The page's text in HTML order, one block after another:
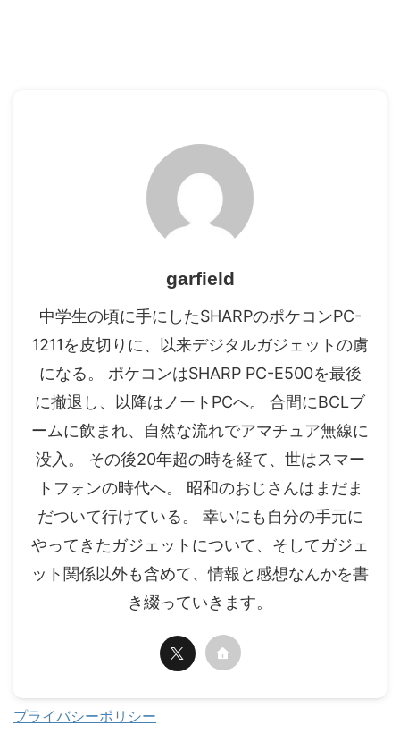
garfield
中学生の頃に手にしたSHARPのポケコンPC-
1211を皮切りに、以来デジタルガジェットの虜
になる。 ポケコンはSHARP PC-E500を最後
に撤退し、以降はノートPCへ。 合間にBCLブ
ームに飲まれ、自然な流れでアマチュア無線に
没入。 その後20年超の時を経て、世はスマー
トフォンの時代へ。 昭和のおじさんはまだま
だついて行けている。 幸いにも自分の手元に
やってきたガジェットについて、そしてガジェ
ット関係以外も含めて、情報と感想なんかを書
き綴っていきます。
プライバシーポリシー